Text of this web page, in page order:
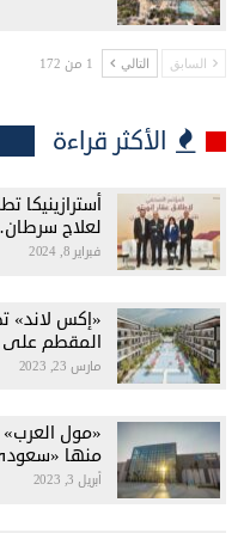
السابق التالي 1 من 172
الأكثر قراءة
لعلاج
فبراير 8, 2024
«إكس لاند»
المقطم على
مارس 23, 2023
«مول العرب»
منها
أبريل 3, 2023